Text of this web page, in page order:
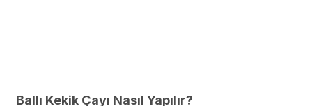
Ballı Kekik Çayı Nasıl Yapılır?